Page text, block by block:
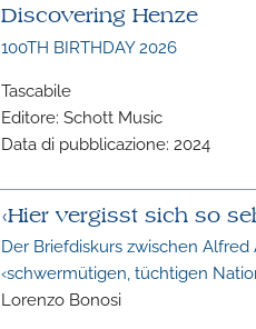
Discovering Henze
100TH BIRTHDAY 2026
Tascabile
Editore: Schott Music
Data di pubblicazione: 2024
‹Hier vergisst sich so
Der Briefdiskurs zwischen
‹schwermütigen, tüchtigen
Lorenzo Bonosi